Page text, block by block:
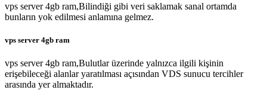
vps server 4gb ram,Bilindiği gibi veri saklamak sanal ortamda
bunların yok edilmesi anlamına gelmez.
vps server 4gb ram
vps server 4gb ram,Bulutlar üzerinde yalnızca ilgili kişinin
erişebileceği alanlar yaratılması açısından VDS sunucu tercihler
arasında yer almaktadır.